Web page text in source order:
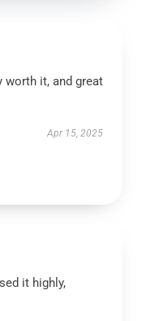
worth it, and great
Apr 15, 2025
it highly,